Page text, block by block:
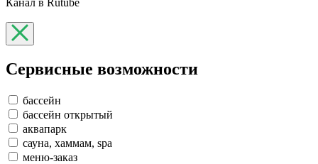
Сервисные возможности
бассейн
бассейн открытый
аквапарк
сауна, хаммам, spa
меню-заказ